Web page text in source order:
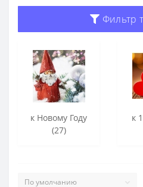
Фильтр
к Новому Году
(27)
к